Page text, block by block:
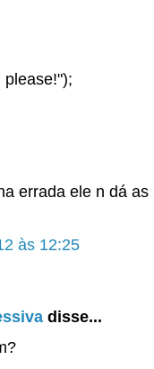
please!");
errada ele n dá
às 12:25
disse...